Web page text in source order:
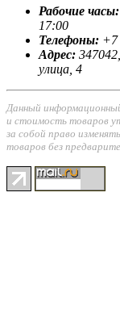
Рабочие часы:
17:00
Телефоны: +7
Адрес:
улица, 4
Данный
и стоимость товаров
за собой право
товаров без